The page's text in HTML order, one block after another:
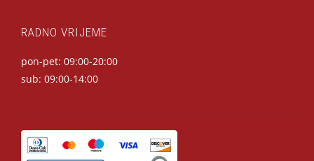
RADNO VRIJEME
pon-pet: 09:00-20:00
sub: 09:00-14:00